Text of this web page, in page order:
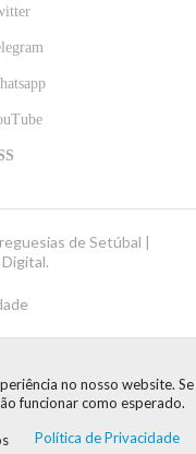
de Setúbal |
.
no nosso website. Se
funcionar como esperado.
Política de Privacidade